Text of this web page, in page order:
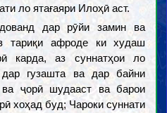
ло ятағаяри Илоҳӣ аст.
дар рӯйи замин ва
тариқи афроде ки худаш
карда, аз суннатҳои ло
гузашта ва дар байни
ҷорӣ шудааст ва барои
хоҳад буд; Чароки суннати